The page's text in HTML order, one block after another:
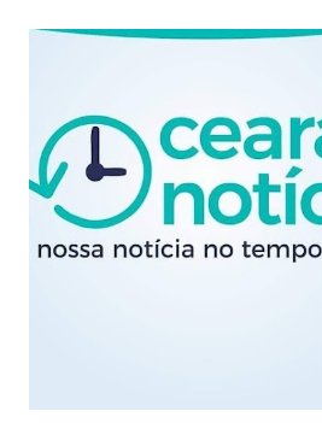
Pular para o